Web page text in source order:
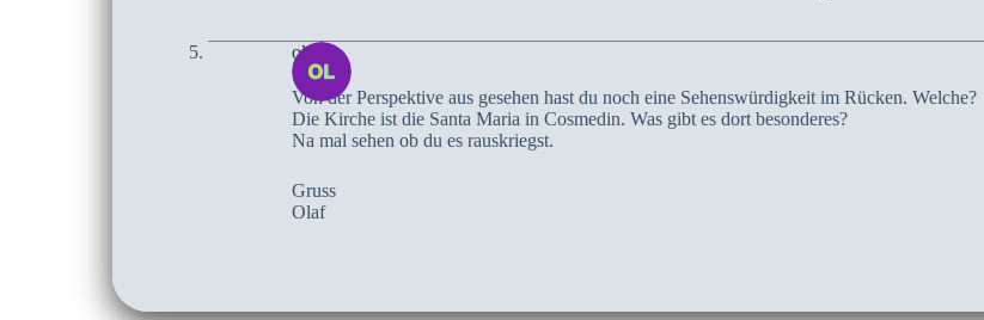
olaf
Von der Perspektive aus gesehen hast du noch eine Sehenswürdigkeit im Rücken. Welche?
Die Kirche ist die Santa Maria in Cosmedin. Was gibt es dort besonderes?
Na mal sehen ob du es rauskriegst.
Gruss
Olaf